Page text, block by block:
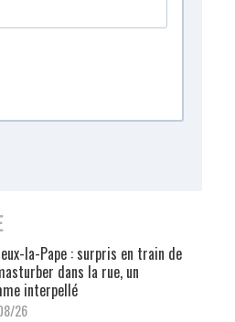
la-Pape : surpris en train de
dans la rue, un
interpellé
26